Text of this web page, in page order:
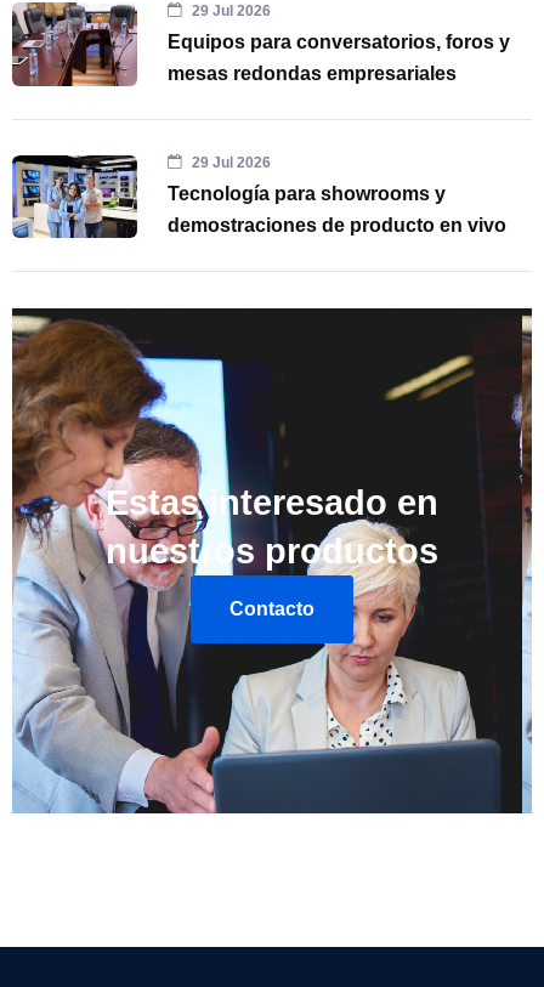
29 Jul 2026
Equipos para conversatorios, foros y
mesas redondas empresariales
29 Jul 2026
Tecnología para showrooms y
demostraciones de producto en vivo
Estas interesado en
nuestros productos
Contacto